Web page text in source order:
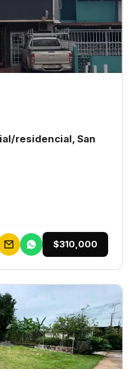
residencial, San
$310,000